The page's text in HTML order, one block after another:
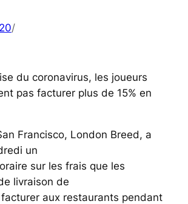
/
du coronavirus, les joueurs
pas facturer plus de 15% en
Francisco, London Breed, a
un
sur les frais que les
livraison de
aux restaurants pendant